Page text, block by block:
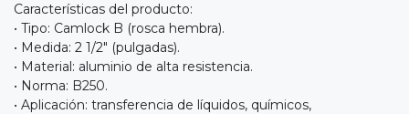
Características del producto:
• Tipo: Camlock B (rosca hembra).
• Medida: 2 1/2" (pulgadas).
• Material: aluminio de alta resistencia.
• Norma: B250.
• Aplicación: transferencia de líquidos, químicos,